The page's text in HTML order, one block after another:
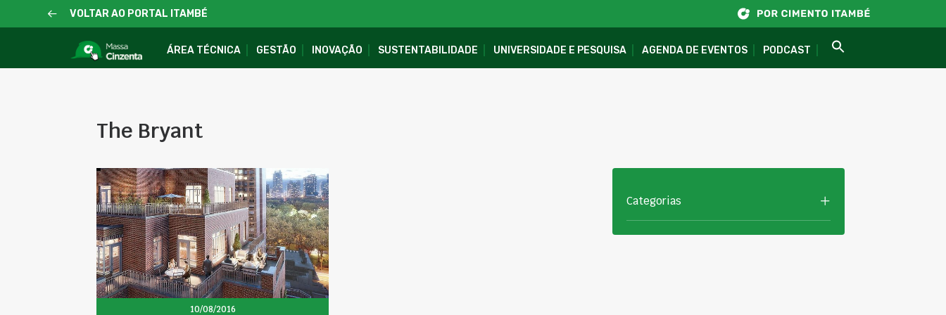
VOLTAR AO PORTAL ITAMBÉ
ÁREA TÉCNICA GESTÃO INOVAÇÃO SUSTENTABILIDADE UNIVERSIDADE E PESQUISA AGENDA DE EVENTOS PODCAST
The Bryant
10/08/2016
Categorias